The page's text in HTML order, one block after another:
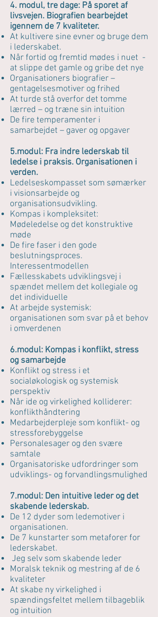
4. modul, tre dage: På sporet af
livsvejen. Biografien bearbejdet
igennem de 7 kvaliteter.
At kultivere sine evner og bruge dem
i lederskabet.
Når fortid og fremtid mødes i nuet -
at slippe det gamle og gribe det nye
Organisationers biografier –
gentagelsesmotiver og frihed
At turde stå overfor det tomme
lærred – og træne sin intuition
De fire temperamenter i
samarbejdet – gaver og opgaver
5.modul: Fra indre lederskab til
ledelse i praksis. Organisationen i
verden.
Ledelseskompasset som sømærker
i visionsarbejde og
organisationsudvikling.
Kompas i kompleksitet:
Mødeledelse og det konstruktive
møde
De fire faser i den gode
beslutningsproces.
Interessentmodellen
Fællesskabets udviklingsvej i
spændet mellem det kollegiale og
det individuelle
At arbejde systemisk:
organisationen som svar på et behov
i omverdenen
6.modul: Kompas i konflikt, stress
og samarbejde
Konflikt og stress i et
socialøkologisk og systemisk
perspektiv
Når ide og virkelighed kolliderer:
konflikthåndtering
Medarbejderpleje som konflikt- og
stressforebyggelse
Personalesager og den svære
samtale
Organisatoriske udfordringer som
udviklings- og forvandlingsmulighed
7.modul: Den intuitive leder og det
skabende lederskab.
De 12 dyder som ledemotiver i
organisationen.
De 7 kunstarter som metaforer for
lederskabet.
Jeg selv som skabende leder
Moralsk teknik og mestring af de 6
kvaliteter
At skabe ny virkelighed i
spændingsfeltet mellem tilbageblik
og intuition